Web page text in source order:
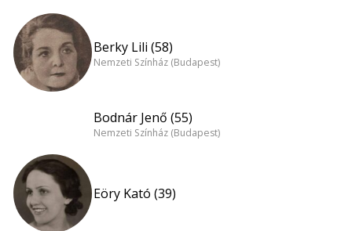
Berky Lili (58)
Nemzeti Színház (Budapest)
Bodnár Jenő (55)
Nemzeti Színház (Budapest)
Eöry Kató (39)